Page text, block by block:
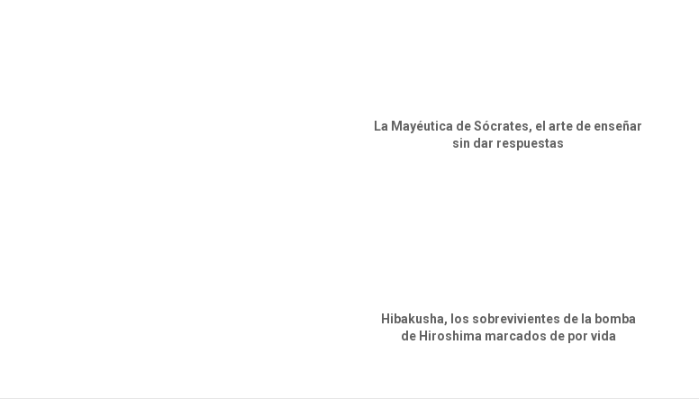
La Mayéutica de Sócrates, el arte de enseñar
sin dar respuestas
Hibakusha, los sobrevivientes de la bomba
de Hiroshima marcados de por vida